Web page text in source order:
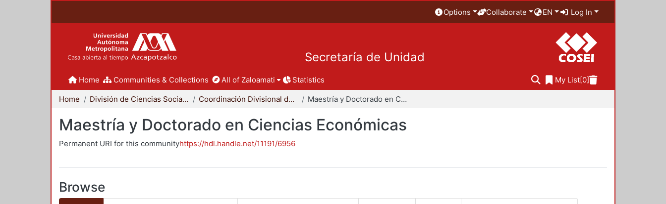
Options Collaborate EN Log In
Secretaría de Unidad
Home Communities & Collections All of Zaloamati Statistics My List[0]
Home División de Ciencias Sociales y Humanidades Coordinación Divisional de Posgrado Maestría y Doctorado en Ciencias Económicas
Maestría y Doctorado en Ciencias Económicas
Permanent URI for this communityhttps://hdl.handle.net/11191/6956
Browse